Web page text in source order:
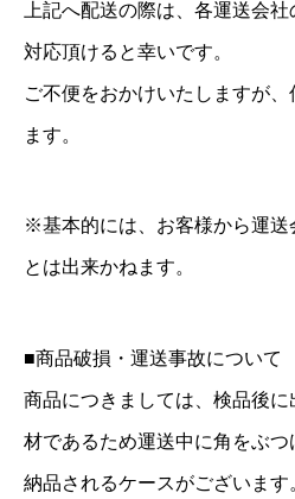
上記へ配送の際は、各運送会
対応頂けると幸いです。
ご不便をおかけいたしますが
ます。
※基本的には、お客様から運送
とは出来かねます。
■商品破損・運送事故について
商品につきましては、検品後
材であるため運送中に角をぶ
納品されるケースがございま